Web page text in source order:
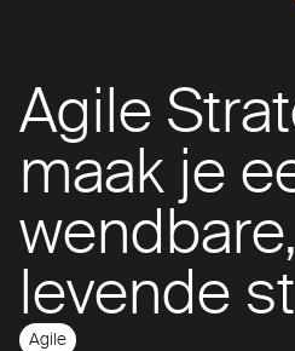
Agile
maak je
wendbare,
levende
Agile